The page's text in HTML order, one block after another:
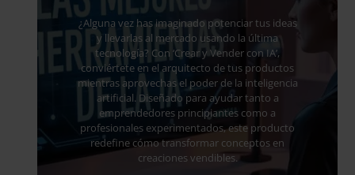
¿Alguna vez has imaginado potenciar tus ideas
y llevarlas al mercado usando la última
tecnología? Con ‘Crear y Vender con IA’,
conviértete en el arquitecto de tus productos
mientras aprovechas el poder de la inteligencia
artificial. Diseñado para ayudar tanto a
emprendedores principiantes como a
profesionales experimentados, este producto
redefine cómo transformar conceptos en
creaciones vendibles.